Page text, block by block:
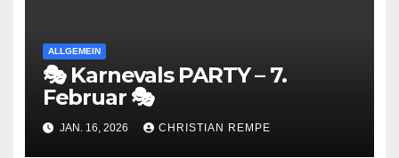
ALLGEMEIN
🎭 Karnevals PARTY – 7.
Februar 🎭
JAN. 16, 2026 CHRISTIAN REMPE